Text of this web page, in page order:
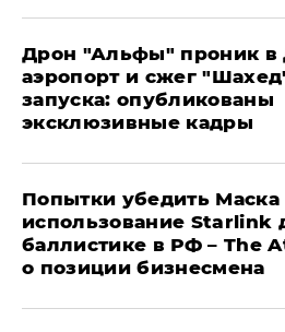
Дрон "Альфы" проник в
аэропорт и сжег
запуска: опубликованы
эксклюзивные кадры
Попытки убедить Маска
использование Starlink
баллистике в РФ – The
о позиции бизнесмена